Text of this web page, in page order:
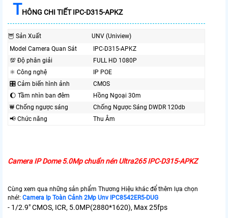
THÔNG CHI TIẾT IPC-D315-APKZ
🦉 Sản Xuất
UNV (Uniview)
Model Camera Quan Sát
IPC-D315-APKZ
💯 Độ phân giải
FULL HD 1080P
⚛️ Công nghệ
IP POE
🎛 Cảm biến hình ảnh
CMOS
🌔 Tầm nhìn ban đêm
Hồng Ngoại 30m
₩ Chống ngược sáng
Chống Ngược Sáng DWDR 120db
📢 Chức năng
Thu Âm
Camera IP Dome 5.0Mp chuẩn nén Ultra265 IPC-D315-APKZ
Cùng xem qua những sản phẩm Thương Hiệu khác để thêm lựa chọn
nhé!: Camera Ip Toàn Cảnh 2Mp Unv IPC8542ER5-DUG
- 1/2.9" CMOS, ICR, 5.0MP(2880*1620), Max 25fps